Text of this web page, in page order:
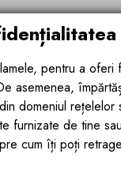
pentru a oferi
asemenea,
domeniul rețelelor
furnizate de tine
cum îți poți